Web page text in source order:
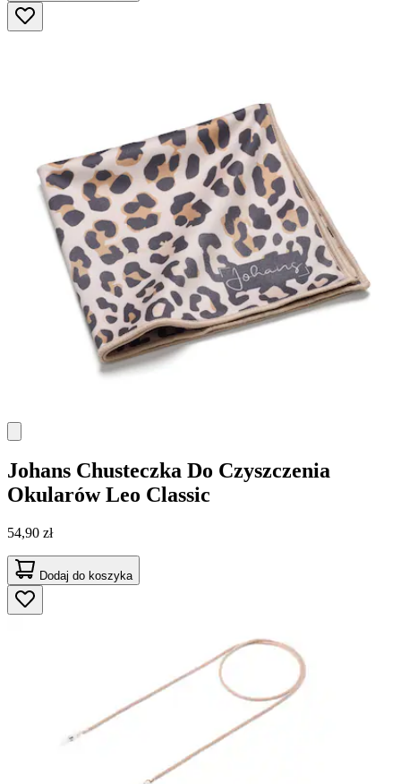
Johans Chusteczka Do Czyszczenia
Okularów Leo Classic
54,90 zł
Dodaj do koszyka